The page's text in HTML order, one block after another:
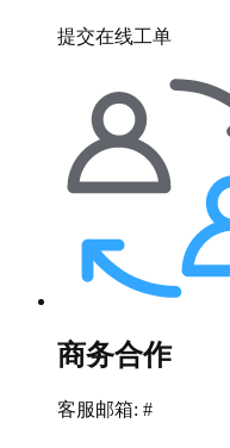
提交在线工单
商务合作
客服邮箱: #